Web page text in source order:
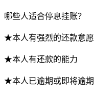
哪些人适合停息挂账？
★本人有强烈的还款意愿
★本人有还款的能力
★本人已逾期或即将逾期